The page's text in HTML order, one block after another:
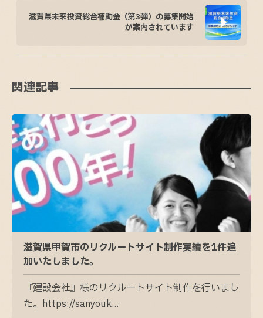
滋賀県未来投資総合補助金（第3弾）の募集開始
が案内されています
関連記事
滋賀県甲賀市のリクルートサイト制作実績を1件追
加いたしました。
『建設会社』様のリクルートサイト制作を行いまし
た。https://sanyouk...